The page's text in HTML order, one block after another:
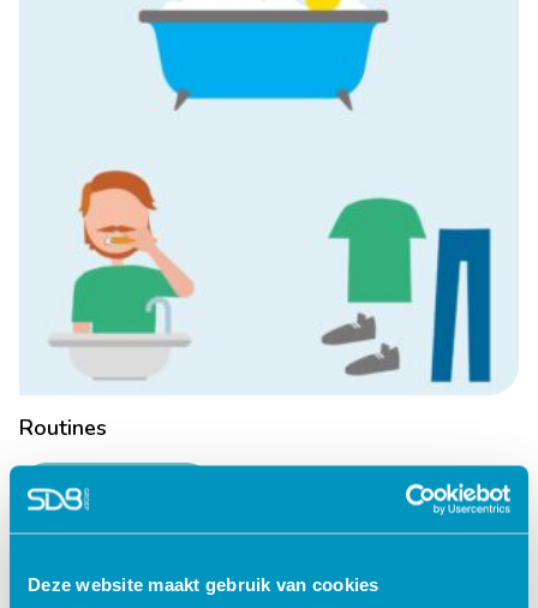
Deze website maakt gebruik van cookies
Routines
Lees verder